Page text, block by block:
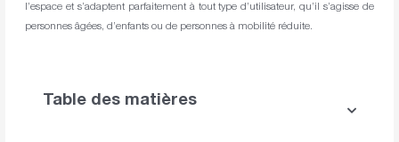
l’espace et s’adaptent parfaitement à tout type d’utilisateur, qu’il s’agisse de
personnes âgées, d’enfants ou de personnes à mobilité réduite.
Table des matières